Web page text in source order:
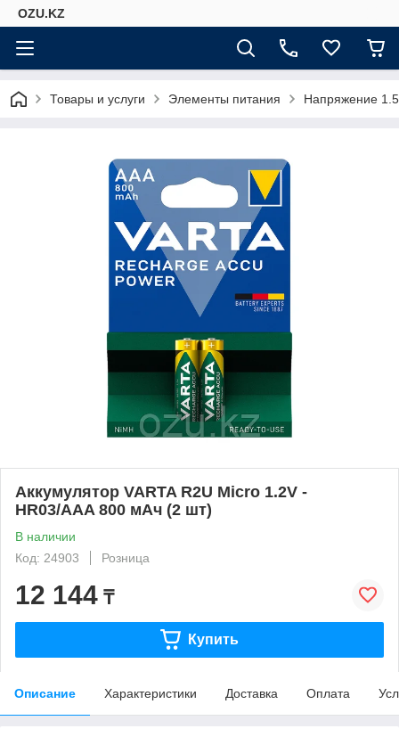
OZU.KZ
Товары и услуги Элементы питания Напряжение
Аккумулятор VARTA R2U Micro 1.2V -
HR03/AAA 800 мАч (2 шт)
В наличии
Код: 24903
Розница
12 144 ₸
Купить
Описание Характеристики Доставка Оплата